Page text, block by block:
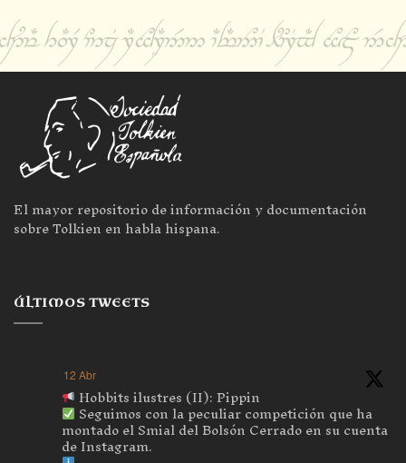
El mayor repositorio de información y documentación
sobre Tolkien en habla hispana.
ÚLTIMOS TWEETS
12 Abr
Hobbits ilustres (II): Pippin
Seguimos con la peculiar competición que ha
montado el Smial del Bolsón Cerrado en su cuenta
de Instagram.